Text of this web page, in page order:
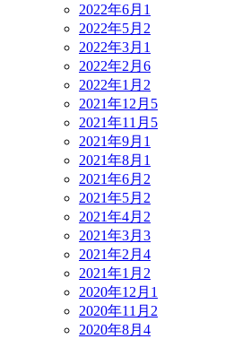
2022年6月 1
2022年5月 2
2022年3月 1
2022年2月 6
2022年1月 2
2021年12月 5
2021年11月 5
2021年9月 1
2021年8月 1
2021年6月 2
2021年5月 2
2021年4月 2
2021年3月 3
2021年2月 4
2021年1月 2
2020年12月 1
2020年11月 2
2020年8月 4